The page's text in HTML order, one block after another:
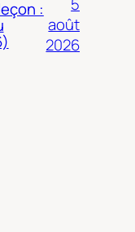
:
août
2026